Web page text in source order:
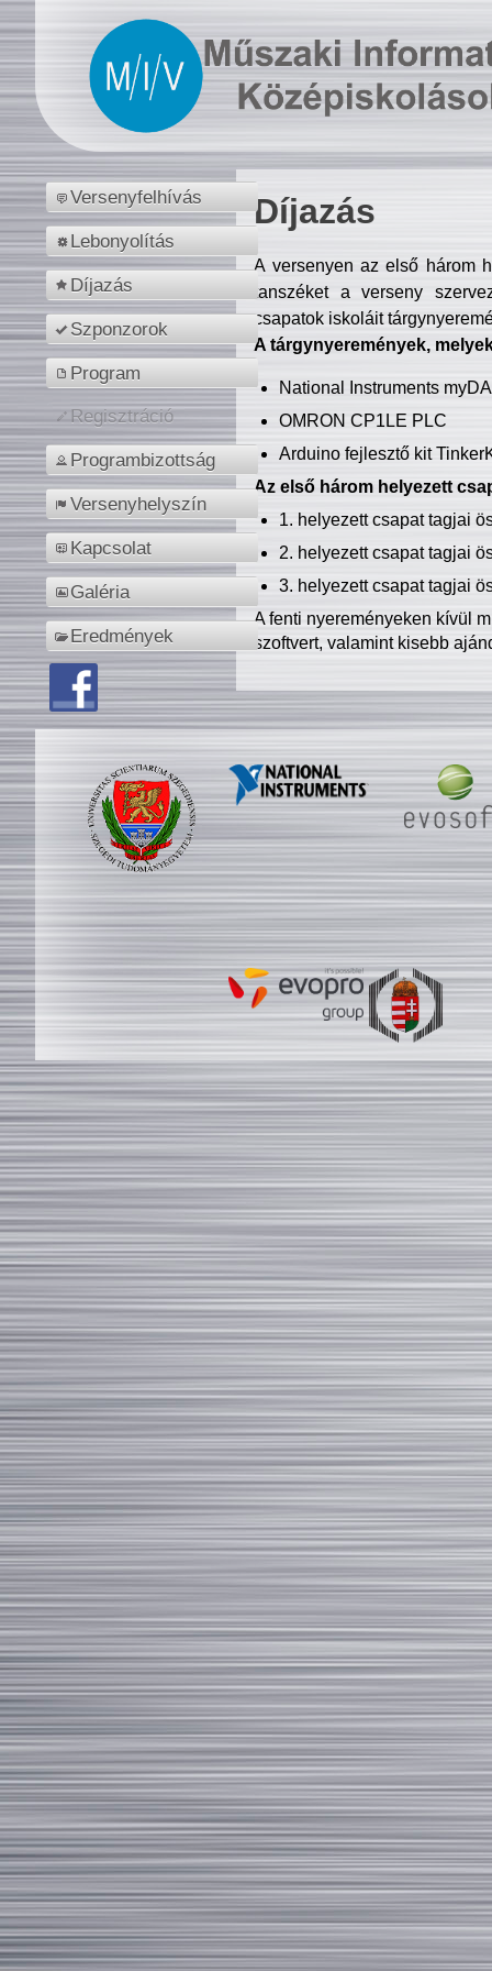
Versenyfelhívás
Lebonyolítás
Díjazás
Szponzorok
Program
Regisztráció
Programbizottság
Versenyhelyszín
Kapcsolat
Galéria
Eredmények
Díjazás
A versenyen az első három
tanszéket a verseny
csapatok iskoláit
A tárgynyeremények,
National Instruments
OMRON CP1LE PLC
Arduino fejlesztő kit
Az első három helyezett
1. helyezett csapat tagjai
2. helyezett csapat tagjai
3. helyezett csapat tagjai
A fenti nyereményeken kívül
szoftvert, valamint kisebb